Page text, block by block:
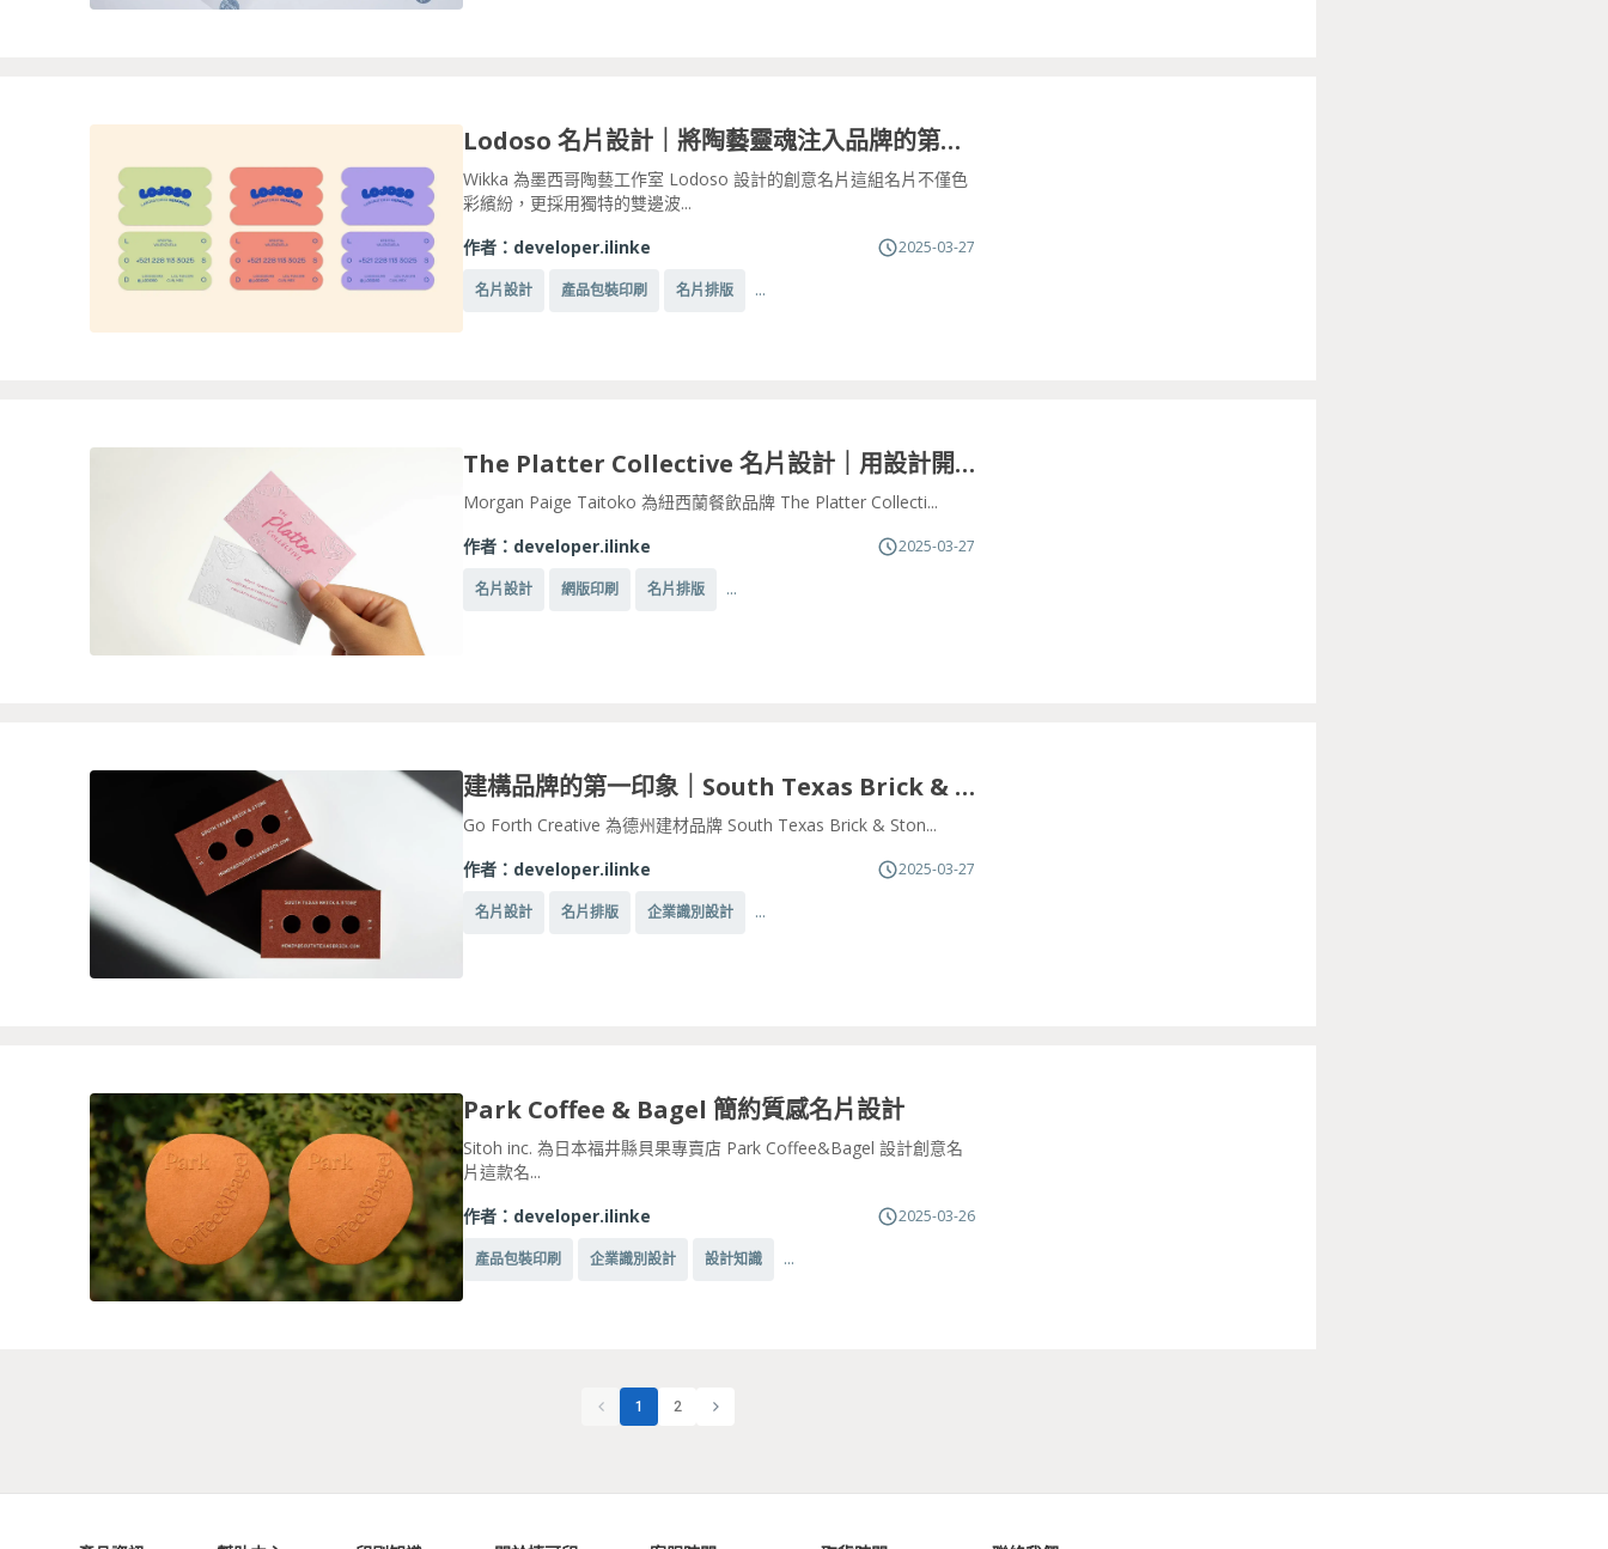
Lodoso 名片設計｜將陶藝靈魂注入品牌的第一印象
Wikka 為墨西哥陶藝工作室 Lodoso 設計的創意名片這組名片不僅色
彩繽紛，更採用獨特的雙邊波...
作者： developer.ilinke 2025-03-27
名片設計 產品包裝印刷 名片排版 ...
The Platter Collective 名片設計｜用設計開啟美味對話
Morgan Paige Taitoko 為紐西蘭餐飲品牌 The Platter Collecti...
作者： developer.ilinke 2025-03-27
名片設計 網版印刷 名片排版 ...
建構品牌的第一印象｜South Texas Brick & Stone 名片設計
Go Forth Creative 為德州建材品牌 South Texas Brick & Ston...
作者： developer.ilinke 2025-03-27
名片設計 名片排版 企業識別設計 ...
Park Coffee & Bagel 簡約質感名片設計
Sitoh inc. 為日本福井縣貝果專賣店 Park Coffee&Bagel 設計創意名
片這款名...
作者： developer.ilinke 2025-03-26
產品包裝印刷 企業識別設計 設計知識 ...
1 2